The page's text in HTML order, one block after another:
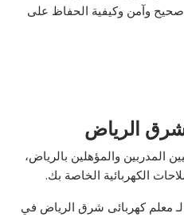
صحيح وآمن وكيفية الحفاظ على
الرياض
المدربين والمؤهلين بالرياض،
الكهربائية الخاصة بك.
معلم كهربائى شرق الرياض في